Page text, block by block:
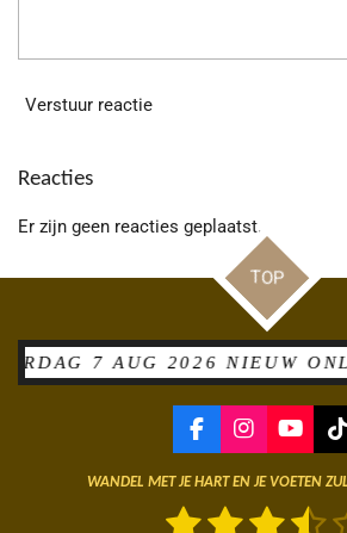
Verstuur reactie
Reacties
Er zijn geen reacties geplaatst.
TOP
7 AUG 2026 NIEUW
F
a
c
b
I
n
s
a
Y
o
u
u
T
i
k
o
WANDEL MET JE HART EN JE VOETEN
1 2 3 4